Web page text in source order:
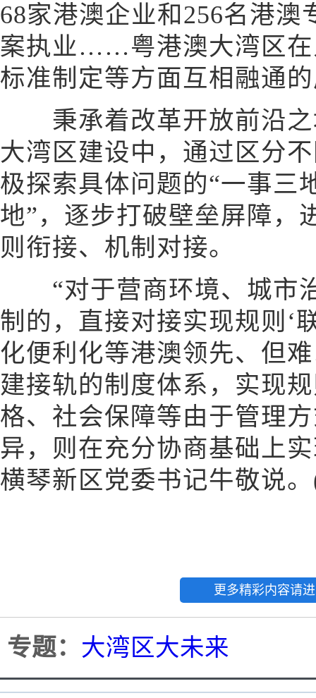
68家港澳企业和256名港
案执业……粤港澳大湾区在
标准制定等方面互相融通
秉承着改革开放前沿之
大湾区建设中，通过区分
极探索具体问题的“一事三
地”，逐步打破壁垒屏障，
则衔接、机制对接。
“对于营商环境、城市
制的，直接对接实现规则‘
化便利化等港澳领先、但
建接轨的制度体系，实现
格、社会保障等由于管理
异，则在充分协商基础上
横琴新区党委书记牛敬说
更多精彩内容请
专题： 大湾区大未来